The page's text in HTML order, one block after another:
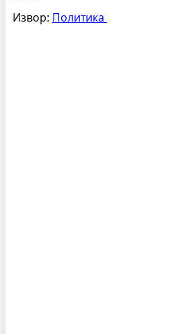
Извор: Политика